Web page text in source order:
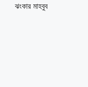
ঝংকার মাহবুব